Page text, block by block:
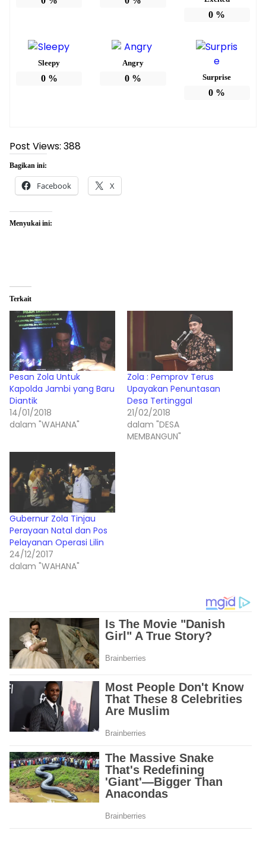
0 %
Sleepy
0%
Angry
0 % Surprise
0 %
Post Views: 388
Bagikan ini:
Facebook X
Menyukai ini:
Terkait
Pesan Zola Untuk
Kapolda Jambi yang Baru
Diantik
14/01/2018
dalam "WAHANA"
Zola : Pemprov Terus
Upayakan Penuntasan
Desa Tertinggal
21/02/2018
dalam "DESA
MEMBANGUN"
Gubernur Zola Tinjau
Perayaan Natal dan Pos
Pelayanan Operasi Lilin
24/12/2017
dalam "WAHANA"